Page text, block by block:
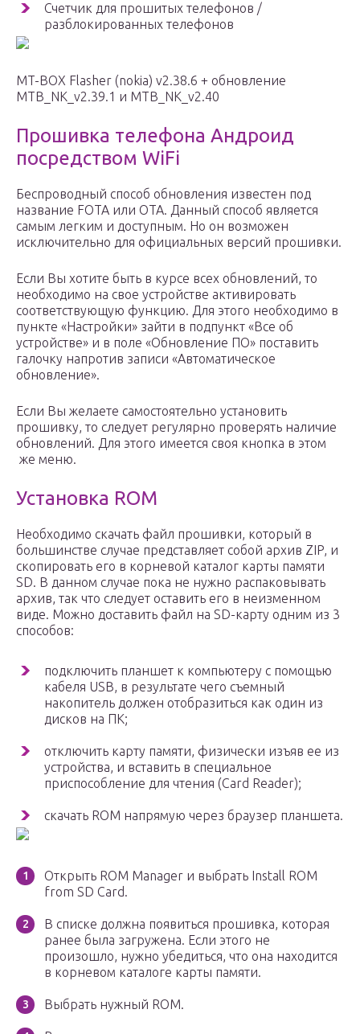
Счетчик для прошитых телефонов /
разблокированных телефонов
MT-BOX Flasher (nokia) v2.38.6 + обновление
MTB_NK_v2.39.1 и MTB_NK_v2.40
Прошивка телефона Андроид
посредством WiFi
Беспроводный способ обновления известен под
название FOTA или OTA. Данный способ является
самым легким и доступным. Но он возможен
исключительно для официальных версий прошивки.
Если Вы хотите быть в курсе всех обновлений, то
необходимо на свое устройстве активировать
соответствующую функцию. Для этого необходимо в
пункте «Настройки» зайти в подпункт «Все об
устройстве» и в поле «Обновление ПО» поставить
галочку напротив записи «Автоматическое
обновление».
Если Вы желаете самостоятельно установить
прошивку, то следует регулярно проверять наличие
обновлений. Для этого имеется своя кнопка в этом
же меню.
Установка ROM
Необходимо скачать файл прошивки, который в
большинстве случае представляет собой архив ZIP, и
скопировать его в корневой каталог карты памяти
SD. В данном случае пока не нужно распаковывать
архив, так что следует оставить его в неизменном
виде. Можно доставить файл на SD-карту одним из 3
способов:
подключить планшет к компьютеру с помощью
кабеля USB, в результате чего съемный
накопитель должен отобразиться как один из
дисков на ПК;
отключить карту памяти, физически изъяв ее из
устройства, и вставить в специальное
приспособление для чтения (Card Reader);
скачать ROM напрямую через браузер планшета.
Открыть ROM Manager и выбрать Install ROM
from SD Card.
В списке должна появиться прошивка, которая
ранее была загружена. Если этого не
произошло, нужно убедиться, что она находится
в корневом каталоге карты памяти.
Выбрать нужный ROM.